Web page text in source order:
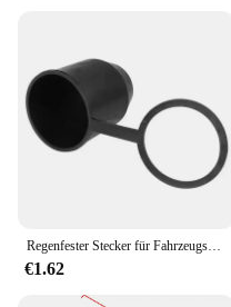
€1.62